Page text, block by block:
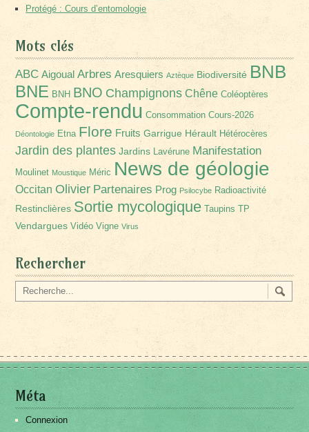
Protégé : Cours d’entomologie
Mots clés
ABC Aigoual Arbres Aresquiers Aztèque Biodiversité BNB
BNE BNH BNO Champignons Chêne Coléoptères
Compte-rendu Consommation Cours-2026
Déontologie Etna Flore Fruits Garrigue Hérault Hétérocères
Jardin des plantes Jardins Lavérune Manifestation
Moulinet Moustique Méric News de géologie
Occitan Olivier Partenaires Prog Psilocybe Radioactivité
Restinclières Sortie mycologique Taupins TP
Vendargues Vidéo Vigne Virus
Rechercher
Méta
Connexion